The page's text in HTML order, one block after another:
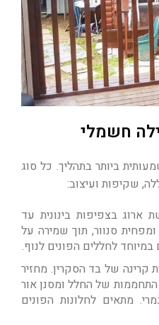
חשמלי
ביותר בתהליך. כל סוג
שקיפות ועיצוב:
ארוג בצפיפות בינונית עד
סנוור, תוך שמירה על
לחללים הפונים לנוף.
קרינה של בד הסקרין. מחזיר
של החלל ומסנן אור
מתאים לחלונות הפונים